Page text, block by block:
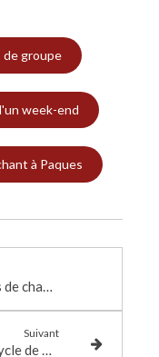
de groupe
week-end
à Paques
Pourquoi suivre un cours de chant, un coaching individuel ou un stage de chant ?
Suivant
Osez découvrir votre voix : un cycle de 5 cours de chant pour se lancer en douceur cet été